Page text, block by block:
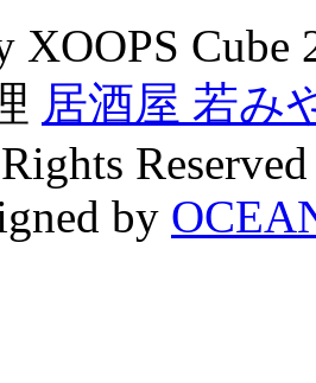
XOOPS
居酒屋 若み
Reserved
by